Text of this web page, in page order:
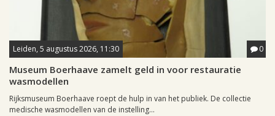
Leiden, 5 augustus 2026, 11:30 0
Museum Boerhaave zamelt geld in voor restauratie
wasmodellen
Rijksmuseum Boerhaave roept de hulp in van het publiek. De collectie
medische wasmodellen van de instelling...